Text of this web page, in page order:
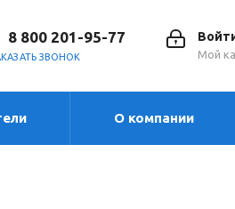
Мой
8 800 201-95-77
ЗВОНОК
О компании